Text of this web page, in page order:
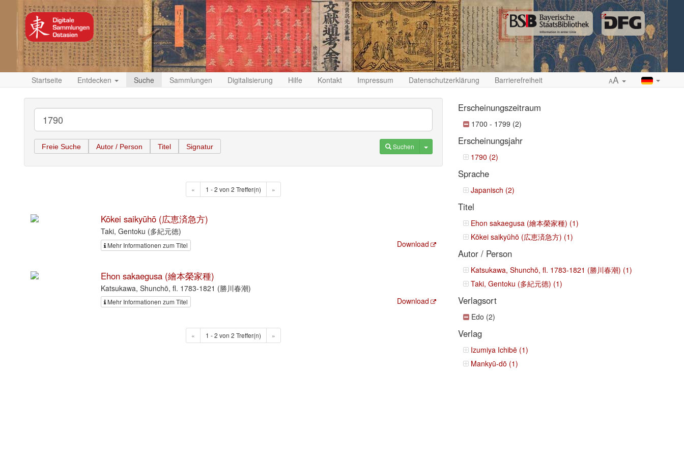
Startseite Entdecken Suche Sammlungen Digitalisierung Hilfe Kontakt Impressum Datenschutzerklärung Barrierefreiheit AA
Freie Suche Autor / Person Titel Signatur Suchen Toggle Dropdown
« 1 - 2 von 2 Treffer(n) »
Kōkei saikyūhō (広恵済急方)
Taki, Gentoku (多紀元徳)
Mehr Informationen zum Titel Download
Ehon sakaegusa (繪本榮家種)
Katsukawa, Shunchō, fl. 1783-1821 (勝川春潮)
Mehr Informationen zum Titel Download
« 1 - 2 von 2 Treffer(n) »
Erscheinungszeitraum
1700 - 1799 (2)
Erscheinungsjahr
1790 (2)
Sprache
Japanisch (2)
Titel
Ehon sakaegusa (繪本榮家種) (1)
Kōkei saikyūhō (広恵済急方) (1)
Autor / Person
Katsukawa, Shunchō, fl. 1783-1821 (勝川春潮) (1)
Taki, Gentoku (多紀元徳) (1)
Verlagsort
Edo (2)
Verlag
Izumiya Ichibē (1)
Mankyū-dō (1)